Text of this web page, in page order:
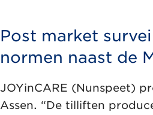
Post market
normen naast de
JOYinCARE (Nunspeet)
Assen. “De tilliften